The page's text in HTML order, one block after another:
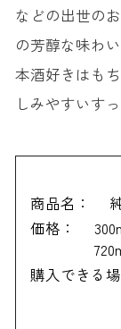
などの出世の
の芳醇な味わ
本酒好きはも
しみやすいす
商品名：
価格：
購入できる場